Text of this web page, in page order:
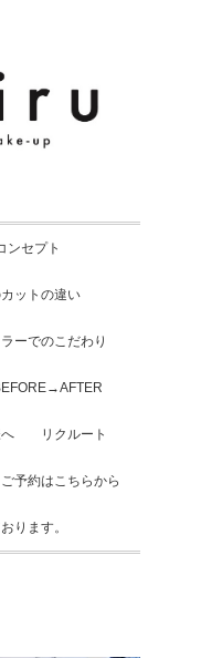
ンセプト
ットの違い
ーでのこだわり
リクルート
ご予約はこちらから
ります。